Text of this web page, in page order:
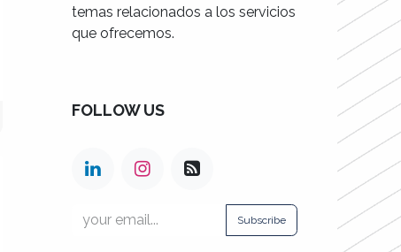
temas relacionados a los servicios
que ofrecemos.
FOLLOW US
Subscribe